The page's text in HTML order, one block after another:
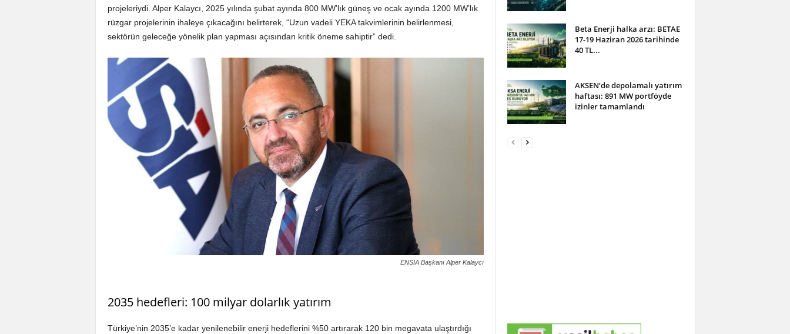
projeleriydi. Alper Kalaycı, 2025 yılında şubat ayında 800 MW’lık güneş ve ocak ayında 1200 MW’lık
rüzgar projelerinin ihaleye çıkacağını belirterek, “Uzun vadeli YEKA takvimlerinin belirlenmesi,
sektörün geleceğe yönelik plan yapması açısından kritik öneme sahiptir” dedi.
ENSİA Başkanı Alper Kalaycı
2035 hedefleri: 100 milyar dolarlık yatırım
Türkiye’nin 2035’e kadar yenilenebilir enerji hedeflerini %50 artırarak 120 bin megavata ulaştırdığı
Beta Enerji halka arzı: BETAE
17-19 Haziran 2026 tarihinde
40 TL...
AKSEN’de depolamalı yatırım
haftası: 891 MW portföyde
izinler tamamlandı